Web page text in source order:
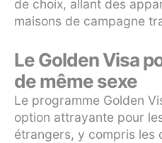
de choix, allant des
maisons de campagne
Le Golden Visa
de même sexe
Le programme Golden
option attrayante pour
étrangers, y compris les